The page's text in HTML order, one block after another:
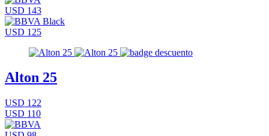
USD 143
USD 125
Alton 25
USD 122
USD 110